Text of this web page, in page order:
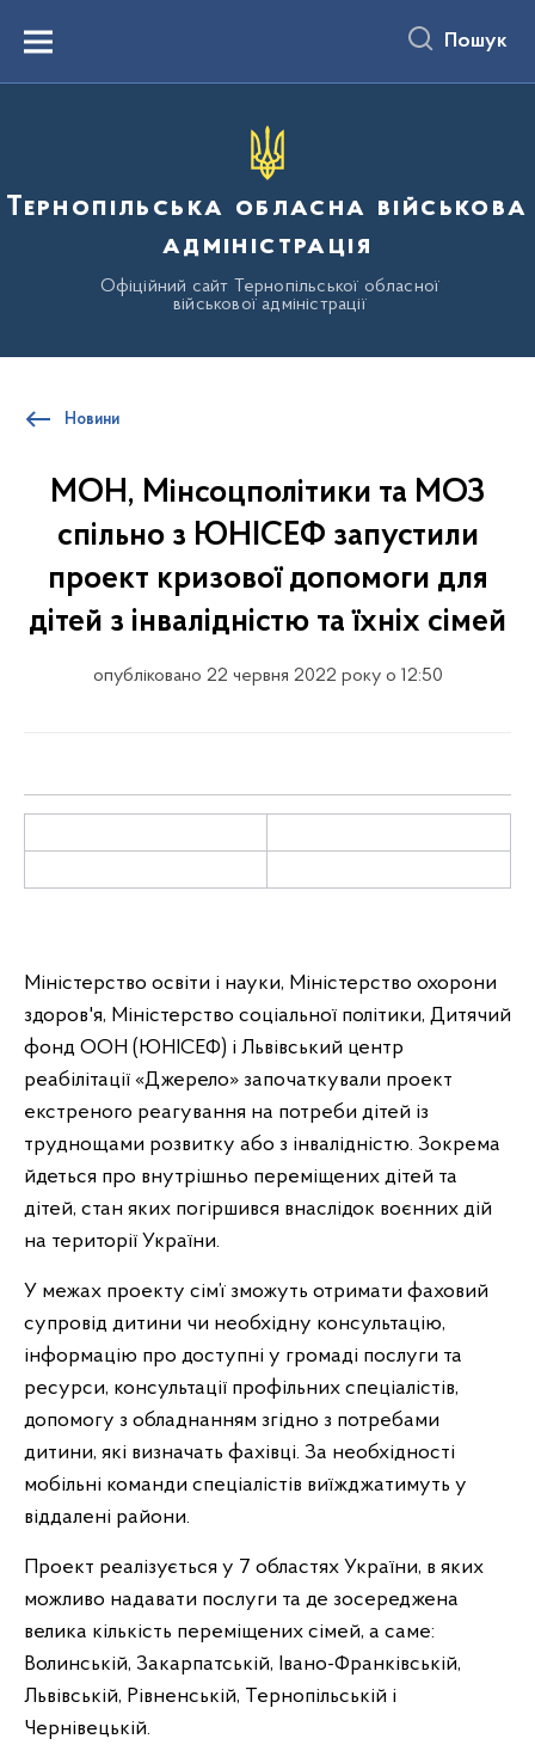
вмістуMenu Пошук
Тернопільська обласна військова
адміністрація
Офіційний сайт Тернопільської обласної
військової адміністрації
Новини
МОН, Мінсоцполітики та МОЗ
спільно з ЮНІСЕФ запустили
проект кризової допомоги для
дітей з інвалідністю та їхніх сімей
опубліковано 22 червня 2022 року о 12:50
Міністерство освіти і науки, Міністерство охорони
здоров'я, Міністерство соціальної політики, Дитячий
фонд ООН (ЮНІСЕФ) і Львівський центр
реабілітації «Джерело» започаткували проект
екстреного реагування на потреби дітей із
труднощами розвитку або з інвалідністю. Зокрема
йдеться про внутрішньо переміщених дітей та
дітей, стан яких погіршився внаслідок воєнних дій
на території України.
У межах проекту сім’ї зможуть отримати фаховий
супровід дитини чи необхідну консультацію,
інформацію про доступні у громаді послуги та
ресурси, консультації профільних спеціалістів,
допомогу з обладнанням згідно з потребами
дитини, які визначать фахівці. За необхідності
мобільні команди спеціалістів виїжджатимуть у
віддалені райони.
Проект реалізується у 7 областях України, в яких
можливо надавати послуги та де зосереджена
велика кількість переміщених сімей, а саме:
Волинській, Закарпатській, Івано-Франківській,
Львівській, Рівненській, Тернопільській і
Чернівецькій.